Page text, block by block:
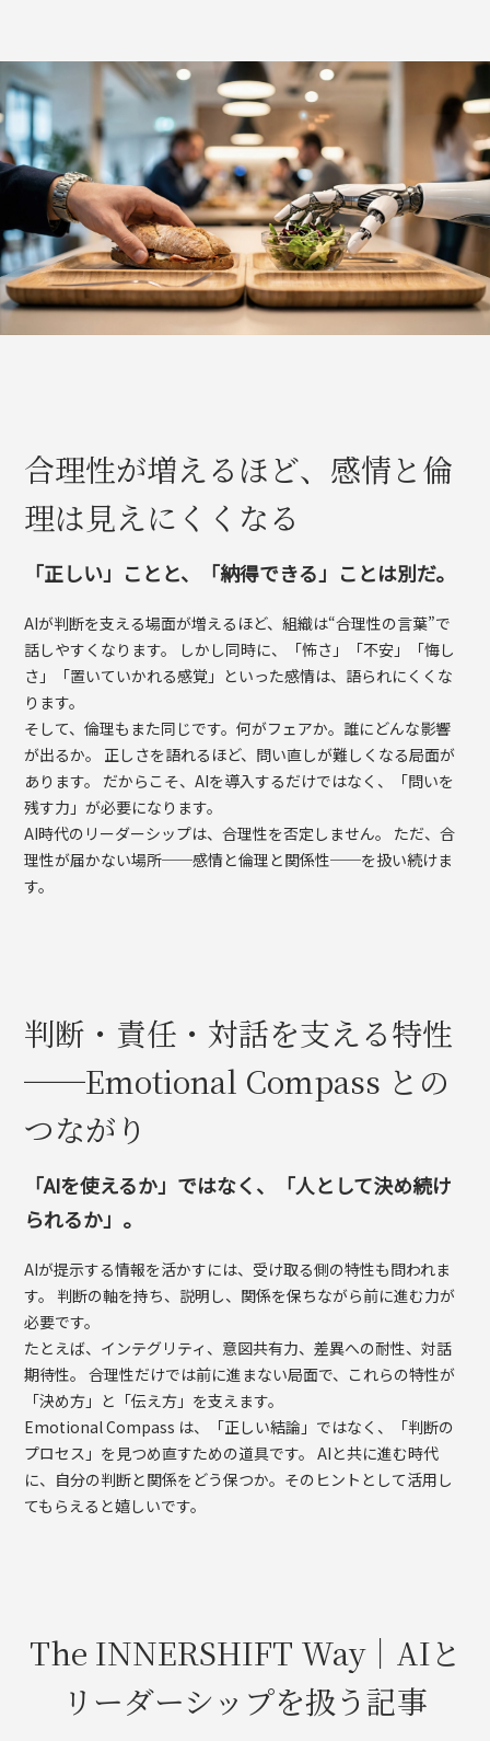
合理性が増えるほど、感情と倫
理は見えにくくなる
「正しい」ことと、「納得できる」ことは別だ。
AIが判断を支える場面が増えるほど、組織は“合理性の言葉”で
話しやすくなります。 しかし同時に、「怖さ」「不安」「悔し
さ」「置いていかれる感覚」といった感情は、語られにくくな
ります。
そして、倫理もまた同じです。何がフェアか。誰にどんな影響
が出るか。 正しさを語れるほど、問い直しが難しくなる局面が
あります。 だからこそ、AIを導入するだけではなく、「問いを
残す力」が必要になります。
AI時代のリーダーシップは、合理性を否定しません。 ただ、合
理性が届かない場所──感情と倫理と関係性──を扱い続けま
す。
判断・責任・対話を支える特性
──Emotional Compass との
つながり
「AIを使えるか」ではなく、「人として決め続け
られるか」。
AIが提示する情報を活かすには、受け取る側の特性も問われま
す。 判断の軸を持ち、説明し、関係を保ちながら前に進む力が
必要です。
たとえば、インテグリティ、意図共有力、差異への耐性、対話
期待性。 合理性だけでは前に進まない局面で、これらの特性が
「決め方」と「伝え方」を支えます。
Emotional Compass は、「正しい結論」ではなく、「判断の
プロセス」を見つめ直すための道具です。 AIと共に進む時代
に、自分の判断と関係をどう保つか。そのヒントとして活用し
てもらえると嬉しいです。
The INNERSHIFT Way｜AIと
リーダーシップを扱う記事